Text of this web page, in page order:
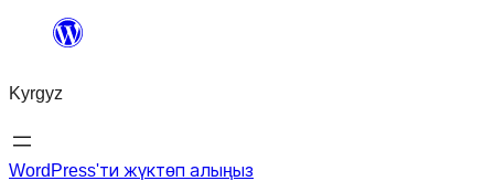
Мазмунга
Kyrgyz
WordPress'ти жүктөп алыңыз